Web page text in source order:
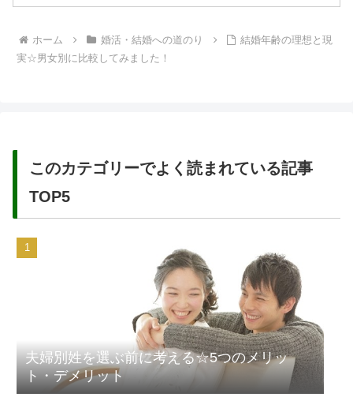
ホーム 婚活・結婚への道のり
結婚年齢の理想と現
実☆男女別に比較してみました！
このカテゴリーでよく読まれている記事
TOP5
夫婦別姓を選ぶ前に考える☆5つのメリッ
ト・デメリット